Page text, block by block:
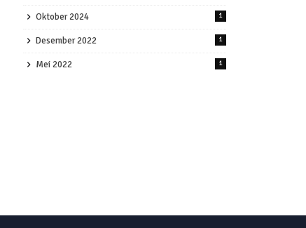
Oktober 2024 1
Desember 2022 1
Mei 2022 1